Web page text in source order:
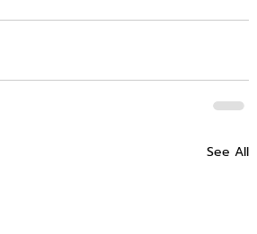
See All